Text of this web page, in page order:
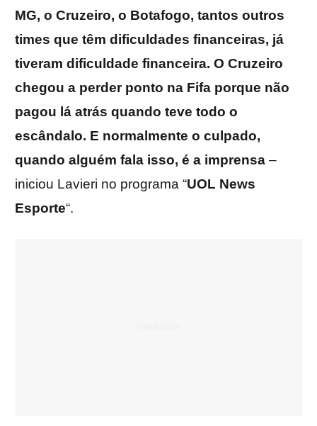
MG, o Cruzeiro, o Botafogo, tantos outros
times que têm dificuldades financeiras, já
tiveram dificuldade financeira. O Cruzeiro
chegou a perder ponto na Fifa porque não
pagou lá atrás quando teve todo o
escândalo. E normalmente o culpado,
quando alguém fala isso, é a imprensa –
iniciou Lavieri no programa “UOL News
Esporte“.